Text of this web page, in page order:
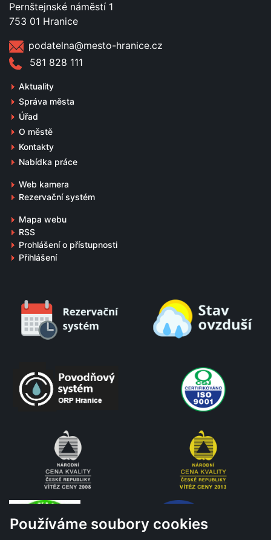
Používáme soubory cookies
Pernštejnské náměstí 1
753 01 Hranice
podatelna@mesto-hranice.cz
581 828 111
Aktuality
Správa města
Úřad
O městě
Kontakty
Nabídka práce
Web kamera
Rezervační systém
Mapa webu
RSS
Prohlášení o přístupnosti
Přihlášení